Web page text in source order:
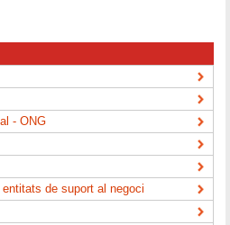
- ONG
de suport al negoci